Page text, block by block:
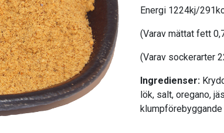
Energi 1224kj/
(Varav mättat fett
(Varav sockerarter
Ingredienser:
lök, salt, oregano,